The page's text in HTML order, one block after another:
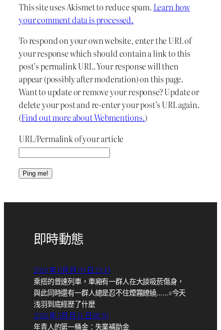
This site uses Akismet to reduce spam. Learn how
your comment data is processed.
To respond on your own website, enter the URL of
your response which should contain a link to this
post’s permalink URL. Your response will then
appear (possibly after moderation) on this page.
Want to update or remove your response? Update or
delete your post and re-enter your post’s URL again.
(Find out more about Webmentions.)
URL/Permalink of your article
即時動態
2026 年 6月 月 09 日 23:45
乘搭的普速列車，車廂有一群人在大談吸菸傷身，
與此同時還有一群人總是忍不住煙霧繚繞……#今天
浅羽到底經歷了什麼
2026 年 5月 月 14 日 18:30
年青人的第一桶金：失業補助金